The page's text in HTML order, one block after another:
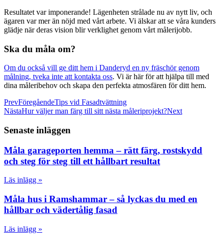
Resultatet var imponerande! Lägenheten strålade nu av nytt liv, och
ägaren var mer än nöjd med vårt arbete. Vi älskar att se våra kunders
glädje när deras vision blir verklighet genom vårt målerijobb.
Ska du måla om?
Om du också vill ge ditt hem i Danderyd en ny fräschör genom
målning, tveka inte att kontakta oss. Vi är här för att hjälpa till med
dina måleribehov och skapa den perfekta atmosfären för ditt hem.
PrevFöregåendeTips vid Fasadtvättning
NästaHur väljer man färg till sitt nästa måleriprojekt?Next
Senaste inläggen
Måla garageporten hemma – rätt färg, rostskydd
och steg för steg till ett hållbart resultat
Läs inlägg »
Måla hus i Ramshammar – så lyckas du med en
hållbar och vädertålig fasad
Läs inlägg »